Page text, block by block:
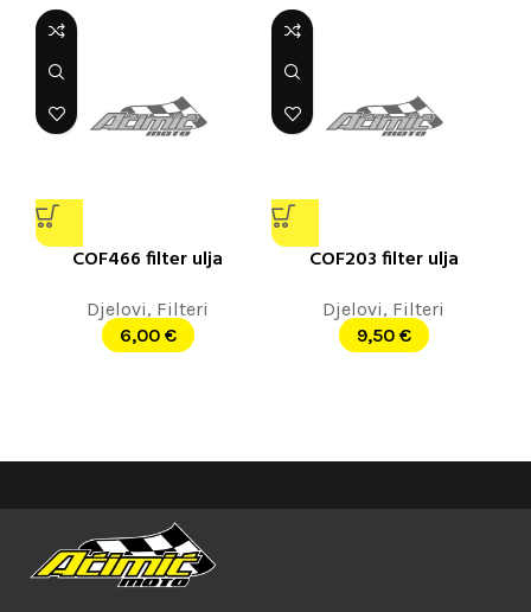
COF466 filter ulja
Djelovi, Filteri
6,00 €
COF203 filter ulja
Djelovi, Filteri
9,50 €